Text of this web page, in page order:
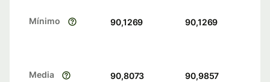
Mínimo 90,1269 90,1269
Media 90,8073 90,9857